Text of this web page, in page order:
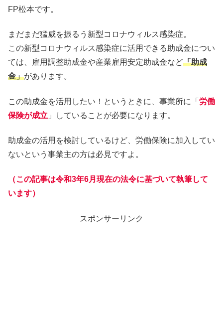
FP松本です。
まだまだ猛威を振るう新型コロナウィルス感染症。
この新型コロナウィルス感染症に活用できる助成金につい
ては、雇用調整助成金や産業雇用安定助成金など「助成
金」があります。
この助成金を活用したい！というときに、事業所に「 労働
保険が成立 」していることが必要になります。
助成金の活用を検討しているけど、労働保険に加入してい
ないという事業主の方は必見ですよ。
（この記事は令和3年6月現在の法令に基づいて執筆して
います）
スポンサーリンク